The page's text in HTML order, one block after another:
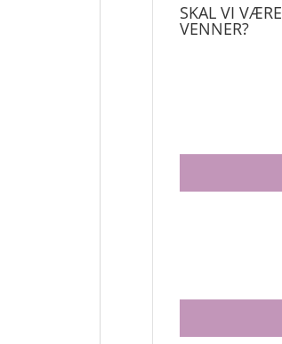
SKAL VI VÆRE
VENNER?